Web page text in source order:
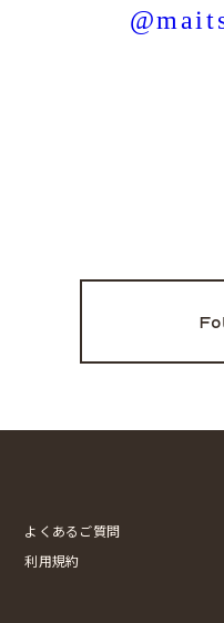
よくあるご質問
利用規約